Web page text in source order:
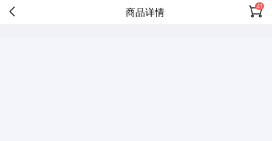
商品详情 41